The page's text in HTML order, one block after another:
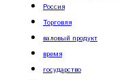
Россия
Торговля
валовый продукт
время
государство